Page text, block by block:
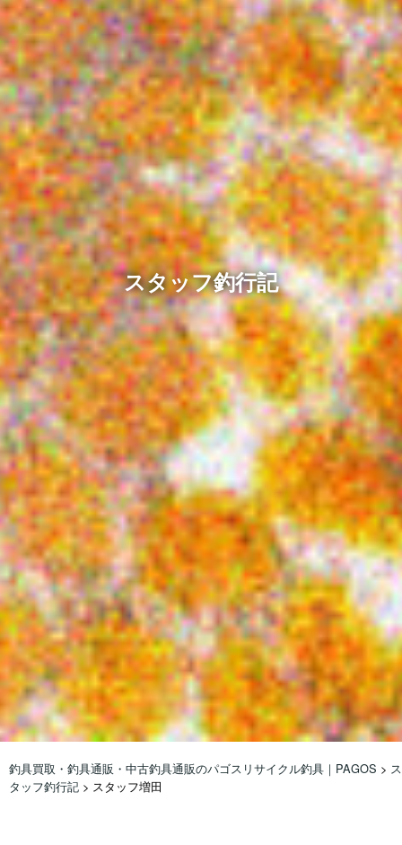
スタッフ釣行記
釣具買取・釣具通販・中古釣具通販のパゴスリサイクル釣具｜PAGOS > ス
タッフ釣行記 > スタッフ増田